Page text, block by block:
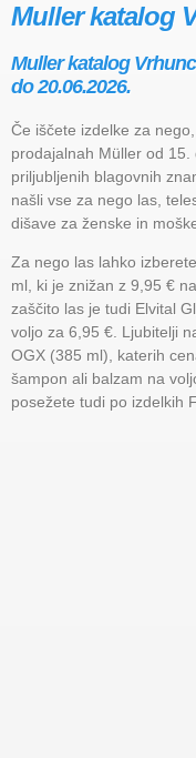
Muller katalog
Muller katalog
do 20.06.2026.
Če iščete izdelke za
prodajalnah Müller od
priljubljenih blagovnih
našli vse za nego las,
dišave za ženske in
Za nego las lahko
ml, ki je znižan z 9,95 €
zaščito las je tudi Elvital
voljo za 6,95 €. Ljubitelji
OGX (385 ml), katerih
šampon ali balzam na
posežete tudi po izdelkih